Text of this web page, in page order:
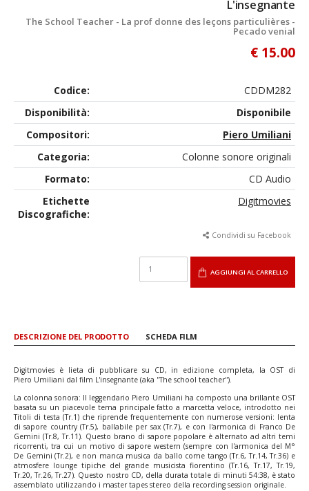
L'insegnante
The School Teacher - La prof donne des leçons particulières -
Pecado venial
€ 15.00
Codice:
CDDM282
Disponibilità:
Disponibile
Compositori:
Piero Umiliani
Categoria:
Colonne sonore originali
Formato:
CD Audio
Etichette
Discografiche:
Digitmovies
Condividi su Facebook
AGGIUNGI AL CARRELLO
DESCRIZIONE DEL PRODOTTO SCHEDA FILM
Digitmovies è lieta di pubblicare su CD, in edizione completa, la OST di
Piero Umiliani dal film L'insegnante (aka ''The school teacher'').
La colonna sonora: Il leggendario Piero Umiliani ha composto una brillante OST
basata su un piacevole tema principale fatto a marcetta veloce, introdotto nei
Titoli di testa (Tr.1) che riprende frequentemente con numerose versioni: lenta
di sapore country (Tr.5), ballabile per sax (Tr.7), e con l'armonica di Franco De
Gemini (Tr.8, Tr.11). Questo brano di sapore popolare è alternato ad altri temi
ricorrenti, tra cui un motivo di sapore western (sempre con l'armonica del M°
De Gemini (Tr.2), e non manca musica da ballo come tango (Tr.6, Tr.14, Tr.36) e
atmosfere lounge tipiche del grande musicista fiorentino (Tr.16, Tr.17, Tr.19,
Tr.20, Tr.26, Tr.27). Questo nostro CD, della durata totale di minuti 54:38, è stato
assemblato utilizzando i master tapes stereo della recording session originale.